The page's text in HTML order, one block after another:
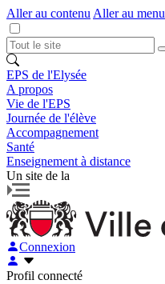
Aller au contenu Aller au menu
EPS de l'Elysée
A propos
Vie de l'EPS
Journée de l'élève
Accompagnement
Santé
Enseignement à distance
Un site de la
Connexion
Profil connecté